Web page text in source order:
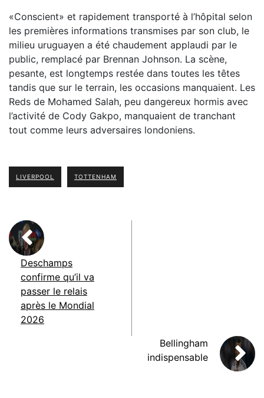
«Conscient» et rapidement transporté à l’hôpital selon
les premières informations transmises par son club, le
milieu uruguayen a été chaudement applaudi par le
public, remplacé par Brennan Johnson. La scène,
pesante, est longtemps restée dans toutes les têtes
tandis que sur le terrain, les occasions manquaient. Les
Reds de Mohamed Salah, peu dangereux hormis avec
l’activité de Cody Gakpo, manquaient de tranchant
tout comme leurs adversaires londoniens.
LIVERPOOL TOTTENHAM
Deschamps
confirme qu’il va
passer le relais
après le Mondial
2026
Bellingham
indispensable